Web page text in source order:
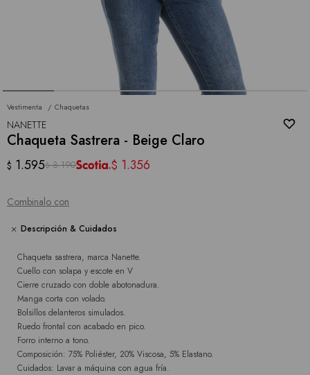
Vestimenta Chaquetas
NANETTE
Chaqueta Sastrera - Beige Claro
$ 1.595$ 3.190 $ 1.356
Combinalo con
Descripción & Cuidados
Chaqueta sastrera, marca Nanette.
Cuello con solapa y escote en V
Cierre cruzado con doble abotonadura.
Manga corta con volado.
Bolsillos delanteros simulados.
Ruedo frontal con acabado en pico.
Forro interno a tono.
Composición: 75% Poliéster, 20% Viscosa, 5% Elastano.
Cuidados: Lavar a máquina con agua fría.